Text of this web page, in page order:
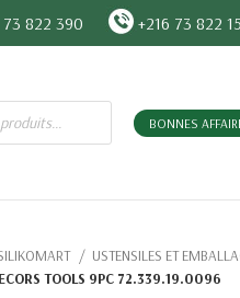
73 822 390 +216 73 822
BONNES
USTENSILES ET
TOOLS 9PC 72.339.19.0096